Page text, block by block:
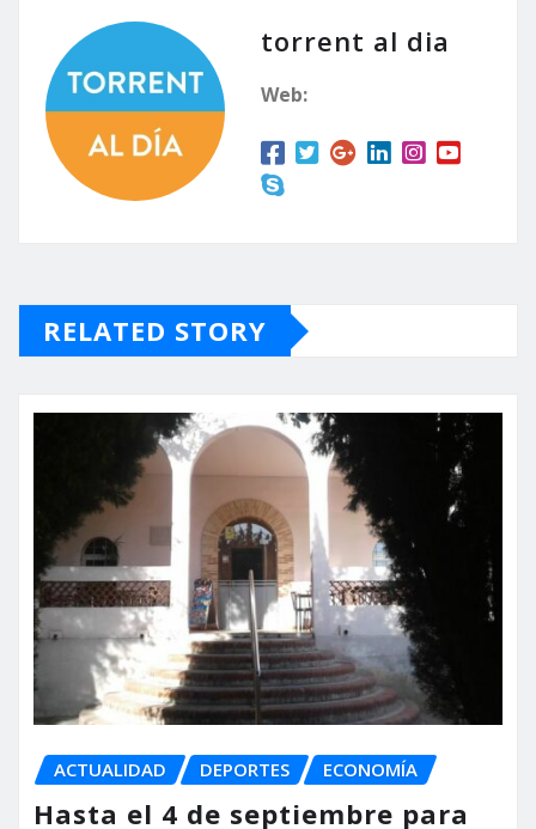
torrent al dia
Web:
RELATED STORY
ACTUALIDAD DEPORTES ECONOMÍA
Hasta el 4 de septiembre para